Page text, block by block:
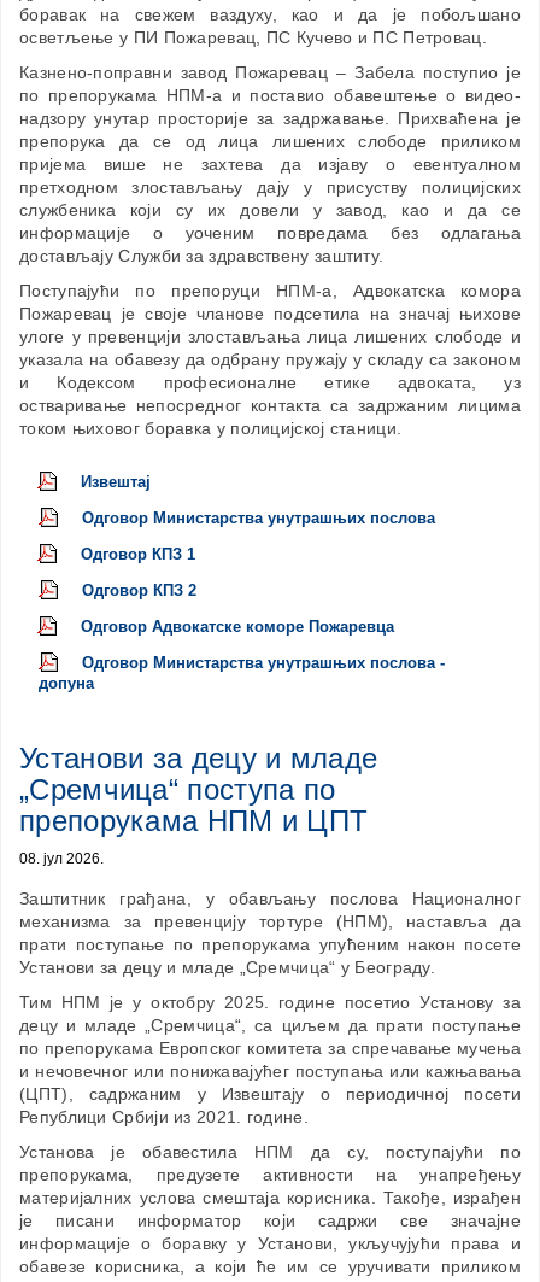
боравак на свежем ваздуху, као и да је побољшано
осветљење у ПИ Пожаревац, ПС Кучево и ПС Петровац.
Казнено-поправни завод Пожаревац – Забела поступио је
по препорукама НПМ-а и поставио обавештење о видео-
надзору унутар просторије за задржавање. Прихваћена је
препорука да се од лица лишених слободе приликом
пријема више не захтева да изјаву о евентуалном
претходном злостављању дају у присуству полицијских
службеника који су их довели у завод, као и да се
информације о уоченим повредама без одлагања
достављају Служби за здравствену заштиту.
Поступајући по препоруци НПМ-а, Адвокатска комора
Пожаревац је своје чланове подсетила на значај њихове
улоге у превенцији злостављања лица лишених слободе и
указала на обавезу да одбрану пружају у складу са законом
и Кодексом професионалне етике адвоката, уз
остваривање непосредног контакта са задржаним лицима
током њиховог боравка у полицијској станици.
Извештај
Одговор Министарства унутрашњих послова
Одговор КПЗ 1
Одговор КПЗ 2
Одговор Адвокатске коморе Пожаревца
Одговор Министарства унутрашњих послова -
допуна
Установи за децу и младе
„Сремчица“ поступа по
препорукама НПМ и ЦПТ
08. јул 2026.
Заштитник грађана, у обављању послова Националног
механизма за превенцију тортуре (НПМ), наставља да
прати поступање по препорукама упућеним након посете
Установи за децу и младе „Сремчица“ у Београду.
Тим НПМ је у октобру 2025. године посетио Установу за
децу и младе „Сремчица“, са циљем да прати поступање
по препорукама Европског комитета за спречавање мучења
и нечовечног или понижавајућег поступања или кажњавања
(ЦПТ), садржаним у Извештају о периодичној посети
Републици Србији из 2021. године.
Установа је обавестила НПМ да су, поступајући по
препорукама, предузете активности на унапређењу
материјалних услова смештаја корисника. Такође, израђен
је писани информатор који садржи све значајне
информације о боравку у Установи, укључујући права и
обавезе корисника, а који ће им се уручивати приликом